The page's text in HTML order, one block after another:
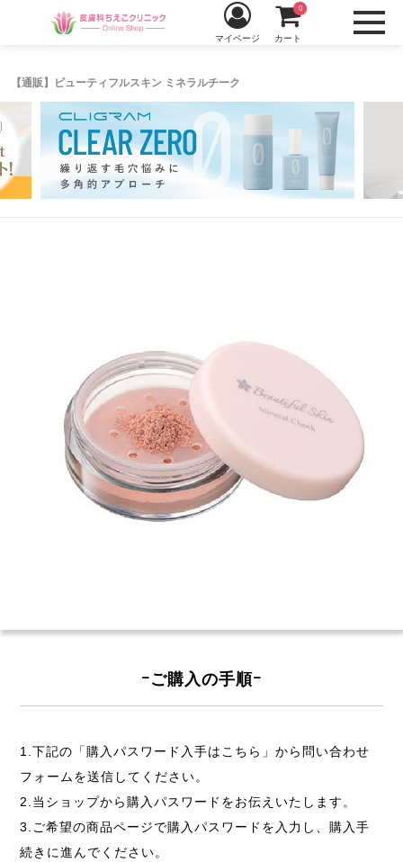
【通販】ビューティフルスキン ミネラルチーク
マイページ カート
0
ｰご購入の手順ｰ
1.下記の「購入パスワード入手はこちら」から問い合わせ
フォームを送信してください。
2.当ショップから購入パスワードをお伝えいたします。
3.ご希望の商品ページで購入パスワードを入力し、購入手
続きに進んでください。